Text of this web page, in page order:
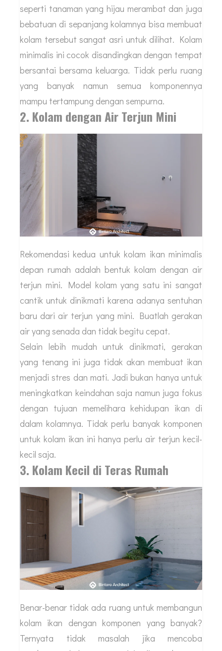
seperti tanaman yang hijau merambat dan juga
bebatuan di sepanjang kolamnya bisa membuat
kolam tersebut sangat asri untuk dilihat. Kolam
minimalis ini cocok disandingkan dengan tempat
bersantai bersama keluarga. Tidak perlu ruang
yang banyak namun semua komponennya
mampu tertampung dengan sempurna.
2. Kolam dengan Air Terjun Mini
Rekomendasi kedua untuk kolam ikan minimalis
depan rumah adalah bentuk kolam dengan air
terjun mini. Model kolam yang satu ini sangat
cantik untuk dinikmati karena adanya sentuhan
baru dari air terjun yang mini. Buatlah gerakan
air yang senada dan tidak begitu cepat.
Selain lebih mudah untuk dinikmati, gerakan
yang tenang ini juga tidak akan membuat ikan
menjadi stres dan mati. Jadi bukan hanya untuk
meningkatkan keindahan saja namun juga fokus
dengan tujuan memelihara kehidupan ikan di
dalam kolamnya. Tidak perlu banyak komponen
untuk kolam ikan ini hanya perlu air terjun kecil-
kecil saja.
3. Kolam Kecil di Teras Rumah
Benar-benar tidak ada ruang untuk membangun
kolam ikan dengan komponen yang banyak?
Ternyata tidak masalah jika mencoba